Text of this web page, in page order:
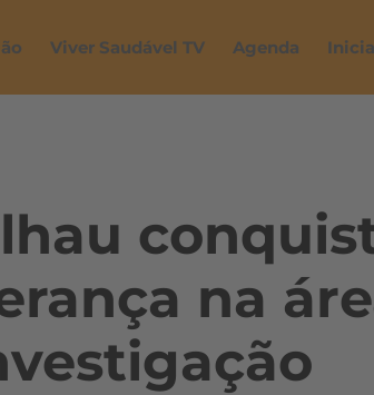
Viver Saudável TV Agenda
na